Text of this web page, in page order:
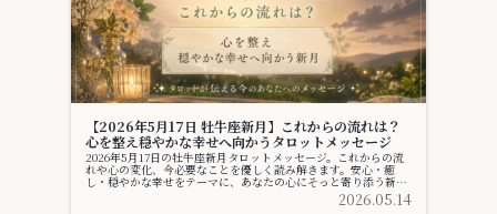
【2026年5月17日 牡牛座新月】これからの流れは？
心を整え穏やかな幸せへ向かうタロットメッセージ
2026年5月17日の牡牛座新月タロットメッセージ。これからの流
れや心の変化、今必要なことを優しく読み解きます。安心・癒
し・穏やかな幸せをテーマに、あなたの心にそっと寄り添う新月
2026.05.14